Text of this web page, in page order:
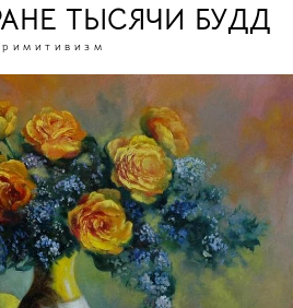
ТЫСЯЧИ БУДД